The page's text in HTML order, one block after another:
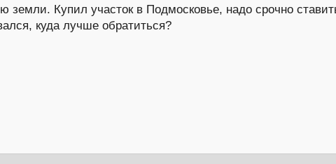
земли. Купил участок в Подмосковье, надо срочно
куда лучше обратиться?